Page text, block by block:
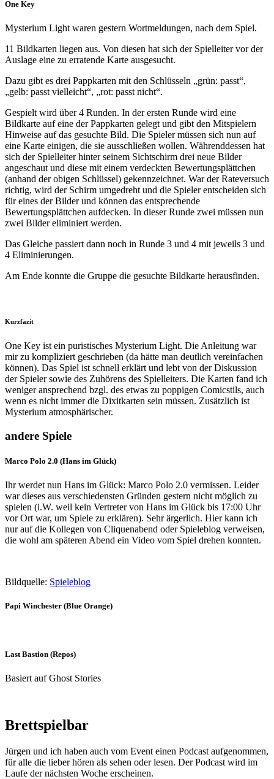
One Key
Mysterium Light waren gestern Wortmeldungen, nach dem Spiel.
11 Bildkarten liegen aus. Von diesen hat sich der Spielleiter vor der
Auslage eine zu erratende Karte ausgesucht.
Dazu gibt es drei Pappkarten mit den Schlüsseln „grün: passt“,
„gelb: passt vielleicht“, „rot: passt nicht“.
Gespielt wird über 4 Runden. In der ersten Runde wird eine
Bildkarte auf eine der Pappkarten gelegt und gibt den Mitspielern
Hinweise auf das gesuchte Bild. Die Spieler müssen sich nun auf
eine Karte einigen, die sie ausschließen wollen. Währenddessen hat
sich der Spielleiter hinter seinem Sichtschirm drei neue Bilder
angeschaut und diese mit einem verdeckten Bewertungsplättchen
(anhand der obigen Schlüssel) gekennzeichnet. War der Rateversuch
richtig, wird der Schirm umgedreht und die Spieler entscheiden sich
für eines der Bilder und können das entsprechende
Bewertungsplättchen aufdecken. In dieser Runde zwei müssen nun
zwei Bilder eliminiert werden.
Das Gleiche passiert dann noch in Runde 3 und 4 mit jeweils 3 und
4 Eliminierungen.
Am Ende konnte die Gruppe die gesuchte Bildkarte herausfinden.
Kurzfazit
One Key ist ein puristisches Mysterium Light. Die Anleitung war
mir zu kompliziert geschrieben (da hätte man deutlich vereinfachen
können). Das Spiel ist schnell erklärt und lebt von der Diskussion
der Spieler sowie des Zuhörens des Spielleiters. Die Karten fand ich
weniger ansprechend bzgl. des etwas zu poppigen Comicstils, auch
wenn es nicht immer die Dixitkarten sein müssen. Zusätzlich ist
Mysterium atmosphärischer.
andere Spiele
Marco Polo 2.0 (Hans im Glück)
Ihr werdet nun Hans im Glück: Marco Polo 2.0 vermissen. Leider
war dieses aus verschiedensten Gründen gestern nicht möglich zu
spielen (i.W. weil kein Vertreter von Hans im Glück bis 17:00 Uhr
vor Ort war, um Spiele zu erklären). Sehr ärgerlich. Hier kann ich
nur auf die Kollegen von Cliquenabend oder Spieleblog verweisen,
die wohl am späteren Abend ein Video vom Spiel drehen konnten.
Bildquelle: Spieleblog
Papi Winchester (Blue Orange)
Last Bastion (Repos)
Basiert auf Ghost Stories
Brettspielbar
Jürgen und ich haben auch vom Event einen Podcast aufgenommen,
für alle die lieber hören als sehen oder lesen. Der Podcast wird im
Laufe der nächsten Woche erscheinen.